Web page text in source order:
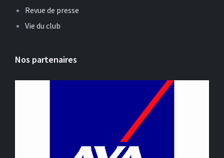
Revue de presse
Vie du club
Nos partenaires